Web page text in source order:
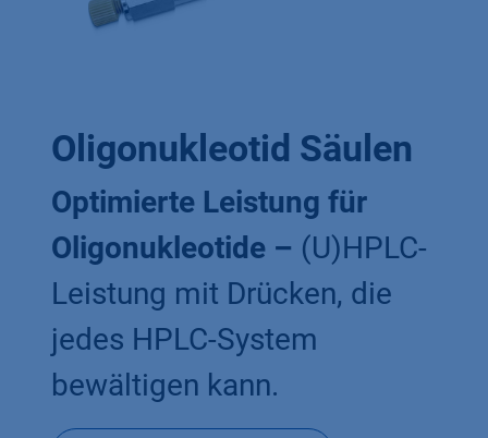
Oligonukleotid Säulen
Optimierte Leistung für
Oligonukleotide – (U)HPLC-
Leistung mit Drücken, die
jedes HPLC-System
bewältigen kann.